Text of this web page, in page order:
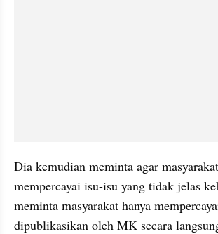
Dia kemudian meminta agar
meminta masyarakat hanya
dipublikasikan oleh MK secara